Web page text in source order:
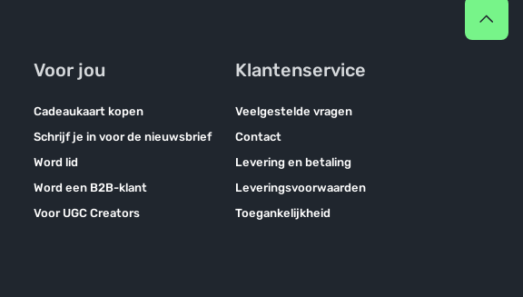
Voor jou
Cadeaukaart kopen
Schrijf je in voor de nieuwsbrief
Word lid
Word een B2B-klant
Voor UGC Creators
Klantenservice
Veelgestelde vragen
Contact
Levering en betaling
Leveringsvoorwaarden
Toegankelijkheid